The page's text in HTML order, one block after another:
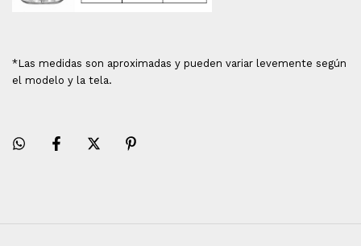
*Las medidas son aproximadas y pueden variar levemente según
el modelo y la tela.